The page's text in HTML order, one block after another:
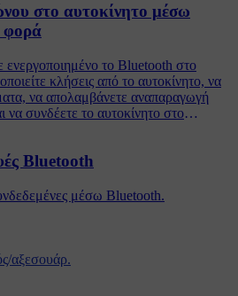
αξεσουάρ.
στο αυτοκίνητο μέσω
φορά
το Bluetooth στο
κλήσεις από το αυτοκίνητο, να
να απολαμβάνετε αναπαραγωγή
συνδέετε το αυτοκίνητο στο
Bluetooth
μέσω Bluetooth.